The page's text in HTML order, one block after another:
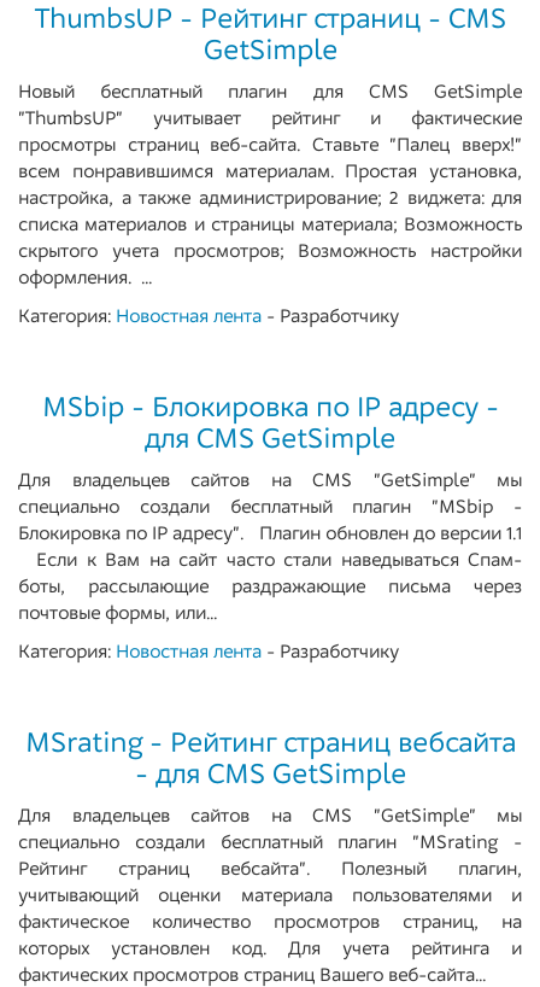
ThumbsUP - Рейтинг страниц - CMS
GetSimple
Новый бесплатный плагин для CMS GetSimple
"ThumbsUP" учитывает рейтинг и фактические
просмотры страниц веб-сайта. Ставьте "Палец вверх!"
всем понравившимся материалам. Простая установка,
настройка, а также администрирование; 2 виджета: для
списка материалов и страницы материала; Возможность
скрытого учета просмотров; Возможность настройки
оформления. ...
Категория: Новостная лента - Разработчику
MSbip - Блокировка по IP адресу -
для CMS GetSimple
Для владельцев сайтов на CMS "GetSimple" мы
специально создали бесплатный плагин "MSbip -
Блокировка по IP адресу". Плагин обновлен до версии 1.1
Если к Вам на сайт часто стали наведываться Спам-
боты, рассылающие раздражающие письма через
почтовые формы, или...
Категория: Новостная лента - Разработчику
MSrating - Рейтинг страниц вебсайта
- для CMS GetSimple
Для владельцев сайтов на CMS "GetSimple" мы
специально создали бесплатный плагин "MSrating -
Рейтинг страниц вебсайта". Полезный плагин,
учитывающий оценки материала пользователями и
фактическое количество просмотров страниц, на
которых установлен код. Для учета рейтинга и
фактических просмотров страниц Вашего веб-сайта...